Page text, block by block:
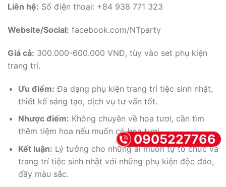
Liên hệ: Số điện thoại: +84 938 771 323
Website/Social: facebook.com/NTparty
Giá cả: 300.000-600.000 VNĐ, tùy vào set phụ kiện
trang trí.
Ưu điểm: Đa dạng phụ kiện trang trí tiệc sinh nhật,
thiết kế sáng tạo, dịch vụ tư vấn tốt.
Nhược điểm: Không chuyên về hoa tươi, cần tìm
thêm tiệm hoa nếu muốn có hoa tươi.
Kết luận: Lý tưởng cho những ai muốn tự tổ chức và
trang trí tiệc sinh nhật với những phụ kiện độc đáo,
đầy màu sắc.
0905227766